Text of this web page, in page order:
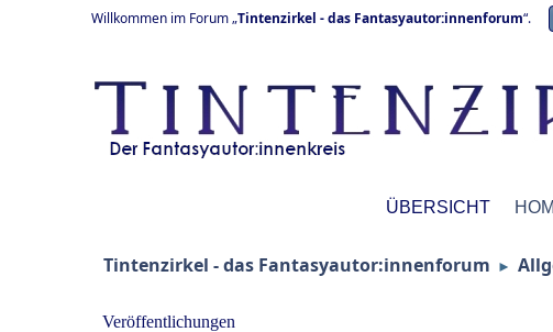
Willkommen im Forum „Tintenzirkel - das Fantasyautor:innenforum“.
ÜBERSICHT
Tintenzirkel - das Fantasyautor:innenforum ►
Veröffentlichungen